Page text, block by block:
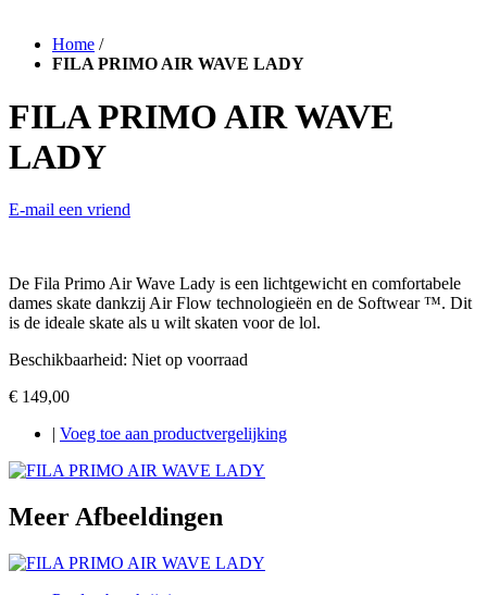
Home /
FILA PRIMO AIR WAVE LADY
FILA PRIMO AIR WAVE
LADY
E-mail een vriend
De Fila Primo Air Wave Lady is een lichtgewicht en comfortabele
dames skate dankzij Air Flow technologieën en de Softwear ™. Dit
is de ideale skate als u wilt skaten voor de lol.
Beschikbaarheid: Niet op voorraad
€ 149,00
Voeg toe aan productvergelijking
Meer Afbeeldingen